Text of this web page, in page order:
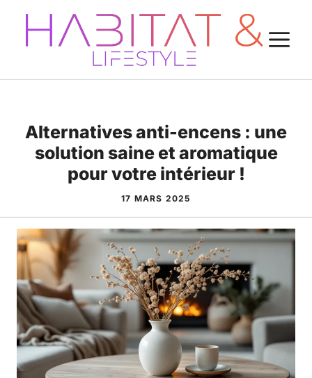
Aller
contenu
Alternatives anti-encens : une
solution saine et aromatique
pour votre intérieur !
17 MARS 2025